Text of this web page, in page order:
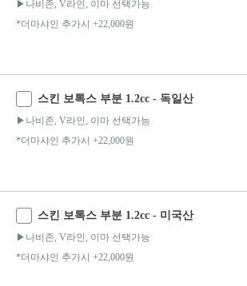
▶나비존, V라인, 이마 선택가능
*더마샤인 추가시 +22,000원
스킨 보톡스 부분 1.2cc - 독일산
▶나비존, V라인, 이마 선택가능
*더마샤인 추가시 +22,000원
스킨 보톡스 부분 1.2cc - 미국산
▶나비존, V라인, 이마 선택가능
*더마샤인 추가시 +22,000원